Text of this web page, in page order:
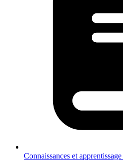
Connaissances et apprentissage